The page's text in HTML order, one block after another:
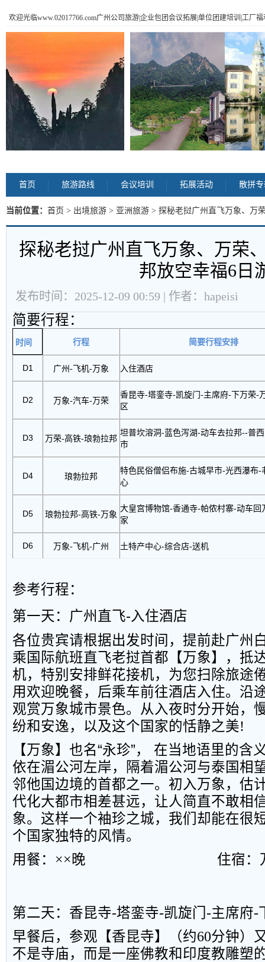
欢迎光临www.02017766.com广州公司旅游|企业包团会议拓展|单位团建培训|工厂
首页 旅游路线 会议培训 拓展活动 散拼
当前位置： 首页 > 出境旅游 > 亚洲旅游 > 探秘老挝广州直飞万象、万
内容
探秘老挝广州直飞万象、万荣
邦放空幸福6日
发布时间：2025-12-09 00:59 | 作者：hapeisi
简要行程：
时间 行程 简要行程安排
D1 广州 - 飞机-万象 入住酒店
D2 万象-汽车-万荣
香昆寺-塔銮寺-凯旋门 -主席府- 下万荣-
区
D3 万荣-高铁-琅勃拉邦
坦普坎溶洞-蓝色泻湖-动车去拉邦--普
市
D4 琅勃拉邦
特色民俗僧侣布施-古城早市-光西瀑布-
心
D5 琅勃拉邦-高铁-万象
大皇宫博物馆-香通寺-帕侬村寨-动车回
家
D6 万象- 飞机-广州 土特产中心-综合店-送机
参考行程：
第一天：广州直飞-入住酒店
各位贵宾请根据出发时间，提前赴广州
乘国际航班直飞老挝首都【万象】，抵
机，特别安排鲜花接机，为您扫除旅途
用欢迎晚餐，后乘车前往酒店入住。沿
观赏万象城市景色。从入夜时分开始，
纷和安逸，以及这个国家的恬静之美!
【万象】也名“永珍”， 在当地语里的含
依在湄公河左岸，隔着湄公河与泰国相
邻他国边境的首都之一。初入万象，估
代化大都市相差甚远，让人简直不敢相
象。这样一个袖珍之城，我们却能在很
个国家独特的风情。
用餐：××晚
住宿：
第二天：香昆寺-塔銮寺-凯旋门 -主席府-
早餐后，参观【香昆寺】（约60分钟）
不是寺庙，而是一座佛教和印度教雕塑